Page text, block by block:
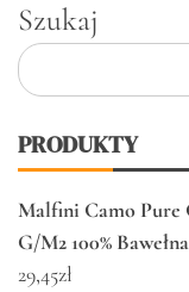
Szukaj
PRODUKTY
Malfini Camo Pure
G/M2 100%
29,45zł